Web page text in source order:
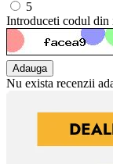
5
Introduceti codul din
Adauga
Nu exista recenzii